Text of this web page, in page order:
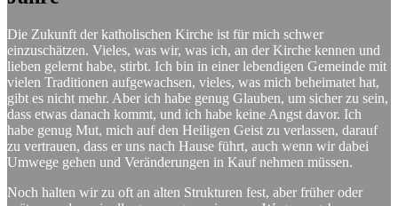
Die Zukunft der katholischen Kirche ist für mich schwer
einzuschätzen. Vieles, was wir, was ich, an der Kirche kennen und
lieben gelernt habe, stirbt. Ich bin in einer lebendigen Gemeinde mit
vielen Traditionen aufgewachsen, vieles, was mich beheimatet hat,
gibt es nicht mehr. Aber ich habe genug Glauben, um sicher zu sein,
dass etwas danach kommt, und ich habe keine Angst davor. Ich
habe genug Mut, mich auf den Heiligen Geist zu verlassen, darauf
zu vertrauen, dass er uns nach Hause führt, auch wenn wir dabei
Umwege gehen und Veränderungen in Kauf nehmen müssen.
Noch halten wir zu oft an alten Strukturen fest, aber früher oder